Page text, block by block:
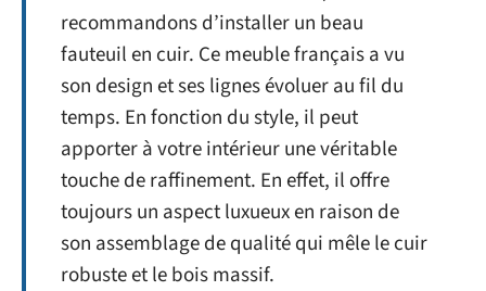
recommandons d’installer un beau
fauteuil en cuir. Ce meuble français a vu
son design et ses lignes évoluer au fil du
temps. En fonction du style, il peut
apporter à votre intérieur une véritable
touche de raffinement. En effet, il offre
toujours un aspect luxueux en raison de
son assemblage de qualité qui mêle le cuir
robuste et le bois massif.